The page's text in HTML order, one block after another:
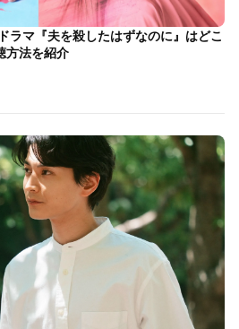
ラマ『夫を殺したはずなのに』はどこ
方法を紹介